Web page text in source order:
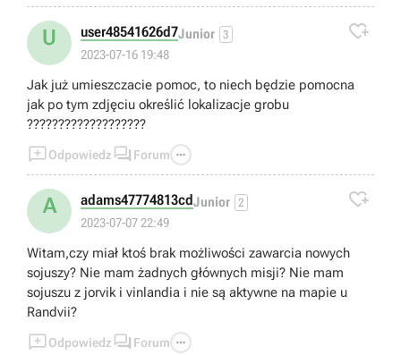
U user48541626d7Junior 3
2023-07-16 19:48

Jak już umieszczacie pomoc, to niech będzie pomocna
jak po tym zdjęciu określić lokalizacje grobu
???????????????????
Odpowiedz  Forum 
A adams47774813cdJunior 2
2023-07-07 22:49

Witam,czy miał ktoś brak możliwości zawarcia nowych
sojuszy? Nie mam żadnych głównych misji? Nie mam
sojuszu z jorvik i vinlandia i nie są aktywne na mapie u
Randvii?
Odpowiedz  Forum 